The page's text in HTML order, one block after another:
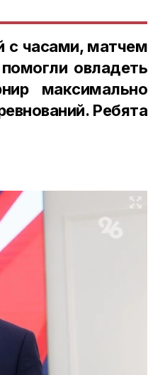
с часами, матчем
овладеть
максимально
Ребята